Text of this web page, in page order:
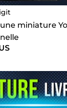
miniature